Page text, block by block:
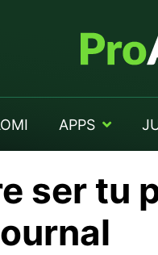
APPS
ser tu